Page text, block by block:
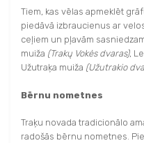
Tiem, kas vēlas apmeklēt
piedāvā izbraucienus ar
ceļiem un pļavām
muiža (Trakų Vokės dvaras),
Užutraķa muiža (Užutrakio
Bērnu nometnes
Traķu novada tradicionālo
radošās bērnu nometnes.